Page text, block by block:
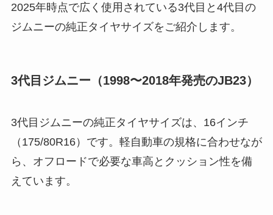
2025年時点で広く使用されている3代目と4代目の
ジムニーの純正タイヤサイズをご紹介します。
3代目ジムニー（1998〜2018年発売のJB23）
3代目ジムニーの純正タイヤサイズは、16インチ
（175/80R16）です。軽自動車の規格に合わせなが
ら、オフロードで必要な車高とクッション性を備
えています。